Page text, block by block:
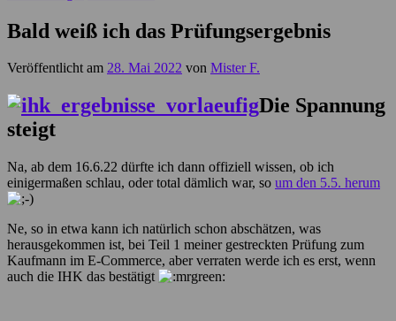
Bald weiß ich das Prüfungsergebnis
Veröffentlicht am 28. Mai 2022 von Mister F.
Die Spannung
steigt
Na, ab dem 16.6.22 dürfte ich dann offiziell wissen, ob ich
einigermaßen schlau, oder total dämlich war, so um den 5.5. herum
Ne, so in etwa kann ich natürlich schon abschätzen, was
herausgekommen ist, bei Teil 1 meiner gestreckten Prüfung zum
Kaufmann im E-Commerce, aber verraten werde ich es erst, wenn
auch die IHK das bestätigt